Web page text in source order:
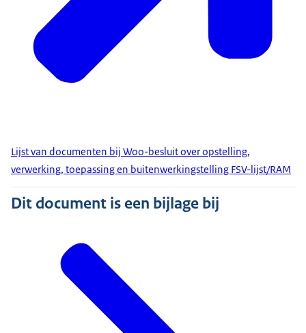
Lijst van documenten bij Woo-besluit over opstelling,
verwerking, toepassing en buitenwerkingstelling FSV-lijst/RAM
Dit document is een bijlage bij